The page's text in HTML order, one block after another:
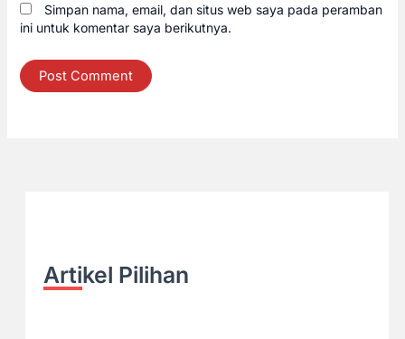
Simpan nama, email, dan situs web saya pada peramban
ini untuk komentar saya berikutnya.
Artikel Pilihan